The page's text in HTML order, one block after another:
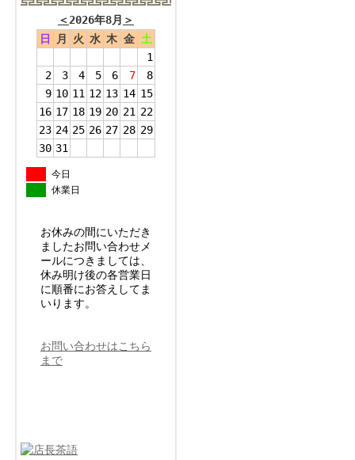
＜ 2026年8月 ＞
日
月 火 水 木 金 土
1
2
3 4 5 6 7
8
9 10 11 12 13 14 15
16 17 18 19 20 21 22
23 24 25 26 27 28 29
30 31
今日
休業日
お休みの間にいただき
ましたお問い合わせメ
ールにつきましては、
休み明け後の各営業日
に順番にお答えしてま
いります。
お問い合わせはこちら
まで